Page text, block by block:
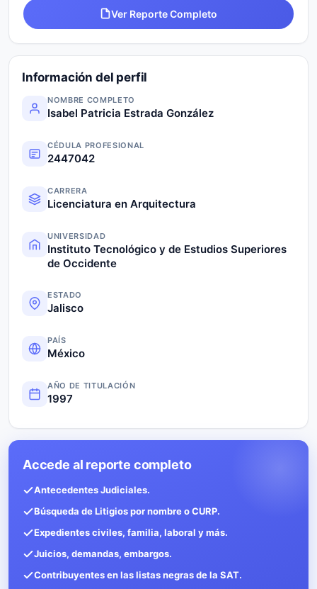
Ver Reporte Completo
Información del perfil
NOMBRE COMPLETO
Isabel Patricia Estrada González
CÉDULA PROFESIONAL
2447042
CARRERA
Licenciatura en Arquitectura
UNIVERSIDAD
Instituto Tecnológico y de Estudios Superiores
de Occidente
ESTADO
Jalisco
PAÍS
México
AÑO DE TITULACIÓN
1997
Accede al reporte completo
Antecedentes Judiciales.
Búsqueda de Litigios por nombre o CURP.
Expedientes civiles, familia, laboral y más.
Juicios, demandas, embargos.
Contribuyentes en las listas negras de la SAT.